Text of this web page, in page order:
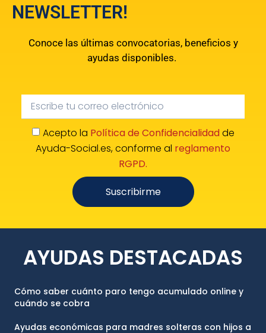
NEWSLETTER!
Conoce las últimas convocatorias, beneficios y
ayudas disponibles.
Acepto la Política de Confidencialidadde
Ayuda-Social.es, conforme al reglamento
RGPD.
Suscribirme
Cómo saber cuánto paro tengo acumulado online y
cuándo se cobra
Ayudas económicas para madres solteras con hijos a
AYUDAS DESTACADAS